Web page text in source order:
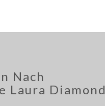
Nach
Laura Diamond